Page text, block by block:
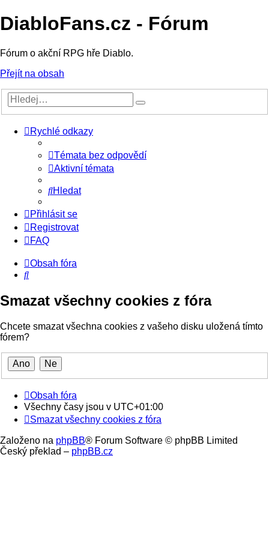
DiabloFans.cz - Fórum
Fórum o akční RPG hře Diablo.
Přejít na obsah
Rychlé odkazy
Témata bez odpovědí
Aktivní témata
Hledat
Přihlásit se
Registrovat
FAQ
Obsah fóra
Hledat
Smazat všechny cookies z fóra
Chcete smazat všechna cookies z vašeho disku uložená tímto
fórem?
Obsah fóra
Všechny časy jsou v UTC+01:00
Smazat všechny cookies z fóra
Založeno na phpBB® Forum Software © phpBB Limited
Český překlad – phpBB.cz